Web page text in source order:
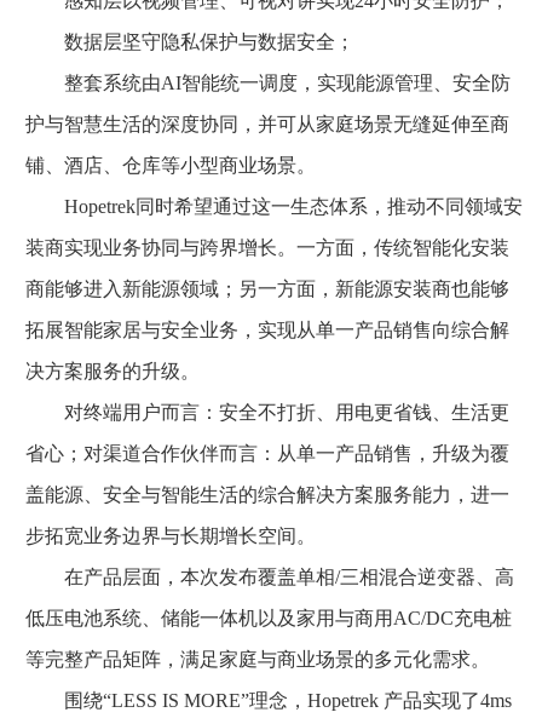
数据层坚守隐私保护与数据安全；
整套系统由AI智能统一调度，实现能源管理、安全防
护与智慧生活的深度协同，并可从家庭场景无缝延伸至商
铺、酒店、仓库等小型商业场景。
Hopetrek同时希望通过这一生态体系，推动不同领域安
装商实现业务协同与跨界增长。一方面，传统智能化安装
商能够进入新能源领域；另一方面，新能源安装商也能够
拓展智能家居与安全业务，实现从单一产品销售向综合解
决方案服务的升级。
对终端用户而言：安全不打折、用电更省钱、生活更
省心；对渠道合作伙伴而言：从单一产品销售，升级为覆
盖能源、安全与智能生活的综合解决方案服务能力，进一
步拓宽业务边界与长期增长空间。
在产品层面，本次发布覆盖单相/三相混合逆变器、高
低压电池系统、储能一体机以及家用与商用AC/DC充电桩
等完整产品矩阵，满足家庭与商业场景的多元化需求。
围绕“LESS IS MORE”理念，Hopetrek 产品实现了4ms